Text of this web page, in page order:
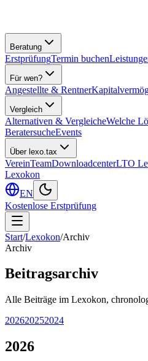
Beratung
ErstprüfungTermin buchen
Für wen?
Angestellte & Rentner
Vergleich
Alternativen & VergleicheWelche
BeratersucheEvents
Über lexo.tax
VereinTeamDownloadcenterLTO
Lexokon
EN
Kostenlose Erstprüfung
Start/Lexokon/Archiv
Archiv
Beitragsarchiv
Alle Beiträge im Lexokon,
202620252024
2026